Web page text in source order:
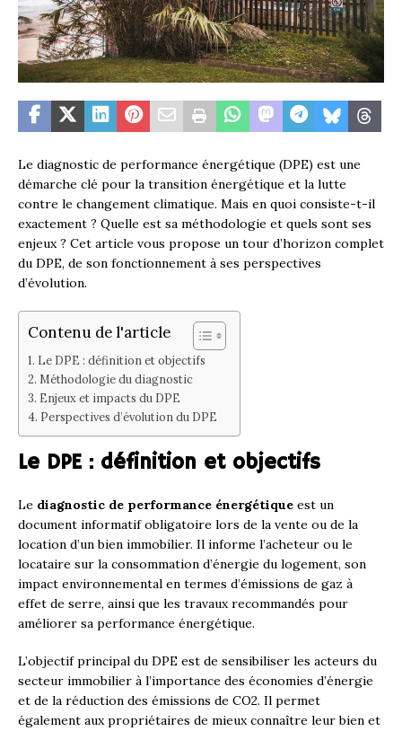
Le diagnostic de performance énergétique (DPE) est une
démarche clé pour la transition énergétique et la lutte
contre le changement climatique. Mais en quoi consiste-t-il
exactement ? Quelle est sa méthodologie et quels sont ses
enjeux ? Cet article vous propose un tour d’horizon complet
du DPE, de son fonctionnement à ses perspectives
d’évolution.
Contenu de l'article
Le DPE : définition et objectifs
Méthodologie du diagnostic
Enjeux et impacts du DPE
Perspectives d’évolution du DPE
Le DPE : définition et objectifs
Le diagnostic de performance énergétique est un
document informatif obligatoire lors de la vente ou de la
location d’un bien immobilier. Il informe l’acheteur ou le
locataire sur la consommation d’énergie du logement, son
impact environnemental en termes d’émissions de gaz à
effet de serre, ainsi que les travaux recommandés pour
améliorer sa performance énergétique.
L’objectif principal du DPE est de sensibiliser les acteurs du
secteur immobilier à l’importance des économies d’énergie
et de la réduction des émissions de CO2. Il permet
également aux propriétaires de mieux connaître leur bien et